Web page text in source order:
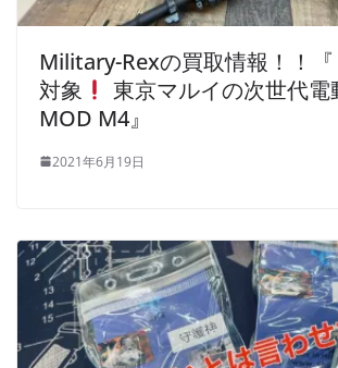
Military-Rexの買取情報！！『
対象
東京マルイの次世代電
MOD M4』
2021年6月19日